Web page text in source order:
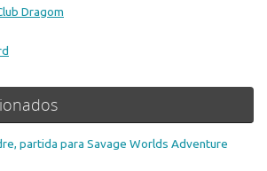
Dragom
partida para Savage Worlds Adventure